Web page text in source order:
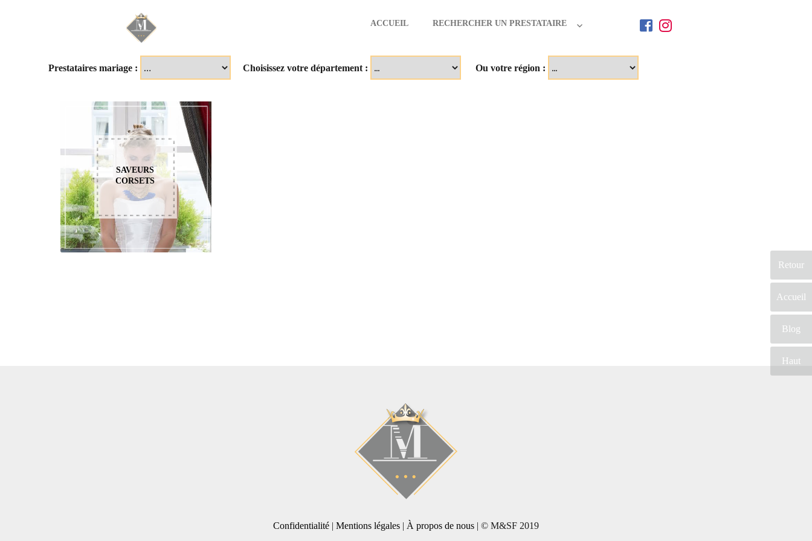
Mariage & Savoir faire
ACCUEIL RECHERCHER UN PRESTATAIRE
Retour
Accueil
Blog
Haut
Prestataires mariage : Choisissez votre département : Ou votre région :
SAVEURS
CORSETS
Confidentialité| Mentions légales| À propos de nous| © M&SF 2019